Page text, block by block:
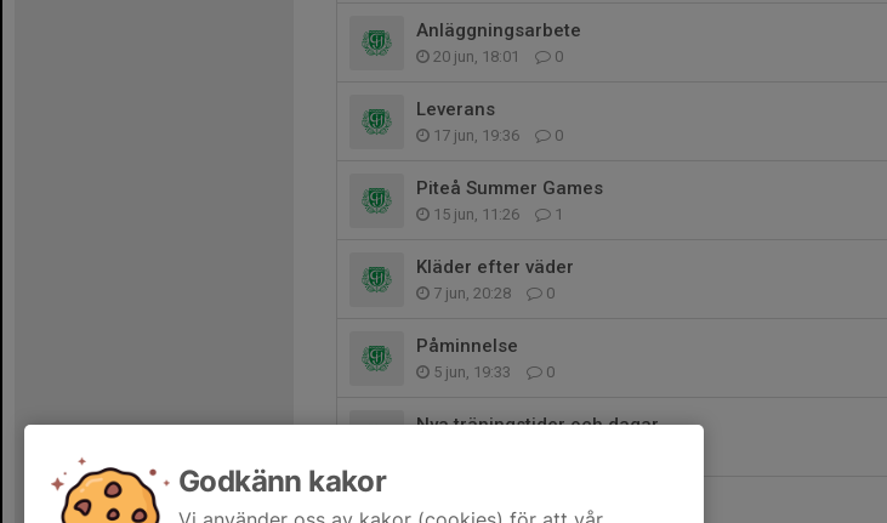
Anläggningsarbete
20 jun, 18:01 0
Leverans
17 jun, 19:36 0
Piteå Summer Games
15 jun, 11:26 1
Kläder efter väder
7 jun, 20:28 0
Påminnelse
5 jun, 19:33 0
Nya träningstider och dagar
Godkänn kakor